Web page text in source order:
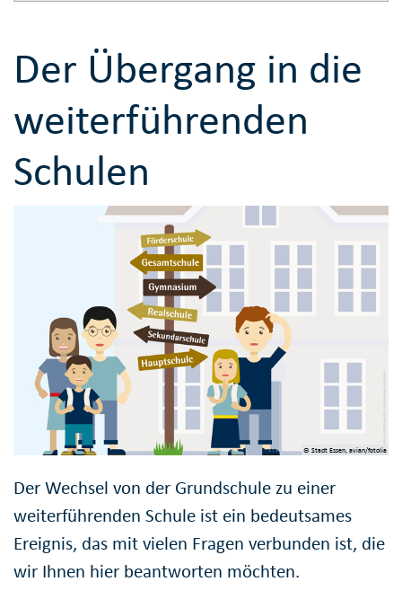
Der Übergang in die
weiterführenden
Schulen
© Stadt Essen, avian/fotolia
Der Wechsel von der Grundschule zu einer
weiterführenden Schule ist ein bedeutsames
Ereignis, das mit vielen Fragen verbunden ist, die
wir Ihnen hier beantworten möchten.